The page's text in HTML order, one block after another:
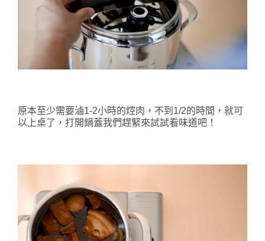
原本至少需要滷1-2小時的焢肉，不到1/2的時間，就可
以上桌了， 打開鍋蓋我們趕緊來試試看味道吧！